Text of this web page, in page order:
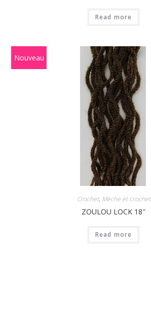
Read more
Nouveau
Crochet, Mèche et crochet
ZOULOU LOCK 18″
Read more